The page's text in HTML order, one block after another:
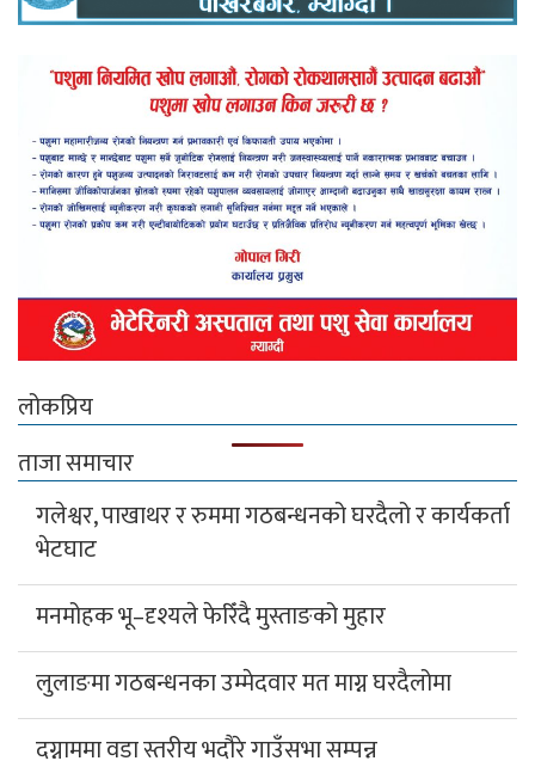
लोकप्रिय
ताजा समाचार
गलेश्वर, पाखाथर र रुममा गठबन्धनको घरदैलो र कार्यकर्ता
भेटघाट
मनमोहक भू–दृश्यले फेरिँदै मुस्ताङको मुहार
लुलाङमा गठबन्धनका उम्मेदवार मत माग्न घरदैलोमा
दग्नाममा वडा स्तरीय भदौरे गाउँसभा सम्पन्न